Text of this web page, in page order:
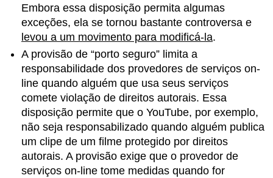
Embora essa disposição permita algumas
exceções, ela se tornou bastante controversa e
levou a um movimento para modificá-la.
A provisão de “porto seguro” limita a
responsabilidade dos provedores de serviços on-
line quando alguém que usa seus serviços
comete violação de direitos autorais. Essa
disposição permite que o YouTube, por exemplo,
não seja responsabilizado quando alguém publica
um clipe de um filme protegido por direitos
autorais. A provisão exige que o provedor de
serviços on-line tome medidas quando for